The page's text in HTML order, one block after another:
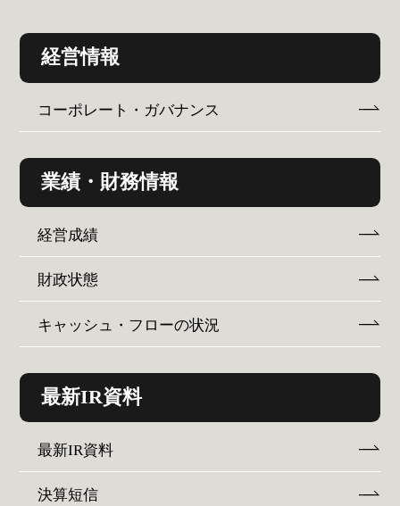
経営情報
コーポレート・ガバナンス
業績・財務情報
経営成績
財政状態
キャッシュ・フローの状況
最新IR資料
最新IR資料
決算短信